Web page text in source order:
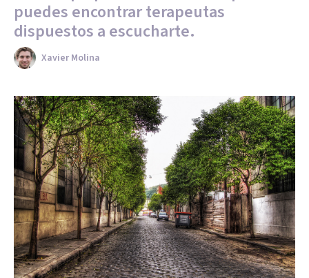
puedes encontrar terapeutas
dispuestos a escucharte.
Xavier Molina